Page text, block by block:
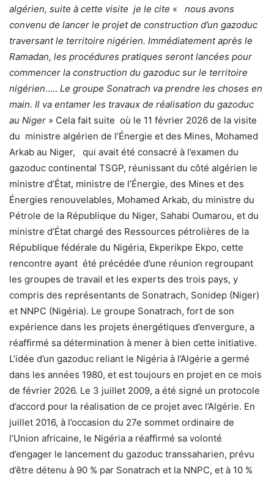
algérien, suite à cette visite je le cite «
nous avons
convenu de lancer le projet de construction d’un gazoduc
traversant le territoire nigérien. Immédiatement après le
Ramadan, les procédures pratiques seront lancées pour
commencer la construction du gazoduc sur le territoire
nigérien….. Le groupe Sonatrach va prendre les choses en
main. Il va entamer les travaux de réalisation du gazoduc
au Niger » Cela fait suite où le 11 février 2026 de la visite
du ministre algérien de l’Énergie et des Mines, Mohamed
Arkab au Niger, qui avait été consacré à l’examen du
gazoduc continental TSGP, réunissant du côté algérien le
ministre d’État, ministre de l’Énergie, des Mines et des
Énergies renouvelables, Mohamed Arkab, du ministre du
Pétrole de la République du Niger, Sahabi Oumarou, et du
ministre d’État chargé des Ressources pétrolières de la
République fédérale du Nigéria, Ekperikpe Ekpo, cette
rencontre ayant été précédée d’une réunion regroupant
les groupes de travail et les experts des trois pays, y
compris des représentants de Sonatrach, Sonidep (Niger)
et NNPC (Nigéria). Le groupe Sonatrach, fort de son
expérience dans les projets énergétiques d’envergure, a
réaffirmé sa détermination à mener à bien cette initiative.
L’idée d’un gazoduc reliant le Nigéria à l’Algérie a germé
dans les années 1980, et est toujours en projet en ce mois
de février 2026. Le 3 juillet 2009, a été signé un protocole
d’accord pour la réalisation de ce projet avec l’Algérie. En
juillet 2016, à l’occasion du 27e sommet ordinaire de
l’Union africaine, le Nigéria a réaffirmé sa volonté
d’engager le lancement du gazoduc transsaharien, prévu
d’être détenu à 90 % par Sonatrach et la NNPC, et à 10 %